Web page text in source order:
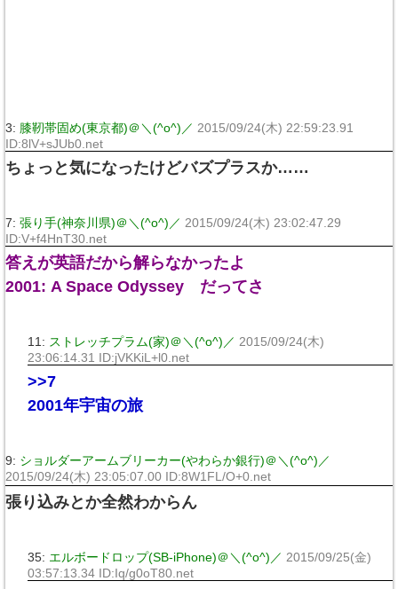
3: 膝靭帯固め(東京都)＠＼(^o^)／ 2015/09/24(木) 22:59:23.91
ID:8lV+sJUb0.net
ちょっと気になったけどバズプラスか……
7: 張り手(神奈川県)＠＼(^o^)／ 2015/09/24(木) 23:02:47.29
ID:V+f4HnT30.net
答えが英語だから解らなかったよ
2001: A Space Odyssey だってさ
11: ストレッチプラム(家)＠＼(^o^)／ 2015/09/24(木)
23:06:14.31 ID:jVKKiL+l0.net
>>7
2001年宇宙の旅
9: ショルダーアームブリーカー(やわらか銀行)＠＼(^o^)／
2015/09/24(木) 23:05:07.00 ID:8W1FL/O+0.net
張り込みとか全然わからん
35: エルボードロップ(SB-iPhone)＠＼(^o^)／ 2015/09/25(金)
03:57:13.34 ID:Iq/g0oT80.net